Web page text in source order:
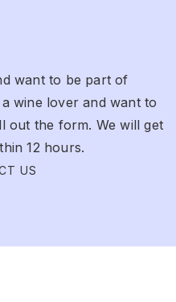
want to be part of
wine lover and want to
out the form. We will get
12 hours.
US